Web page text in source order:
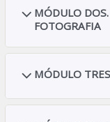
MÓDULO
FOTOGRAFIA
MÓDULO